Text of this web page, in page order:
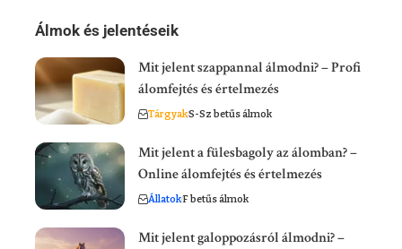
Álmok és jelentéseik
Mit jelent szappannal álmodni? – Profi
álomfejtés és értelmezés
TárgyakS-Sz betűs álmok
Mit jelent a fülesbagoly az álomban? –
Online álomfejtés és értelmezés
ÁllatokF betűs álmok
Mit jelent galoppozásról álmodni? –